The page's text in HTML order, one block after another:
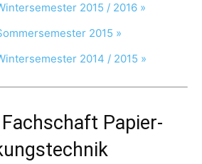
2015 / 2016 »
2015 »
2014 / 2015 »
Papier-